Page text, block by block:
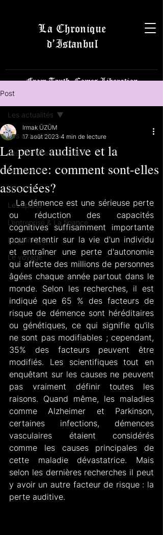
La Chronique
d’Istanbul
From Truth, Comes Liberation
Post
Les actualités
Les dernières nouvelles
La science
Les arts
Les sports
L’entreprise & La finance
La politique
Le voyage
Les actualités
La perte auditive et la
démence: comment sont-elles
associées?
Irmak ÜZÜM
17 août 2023 4 min de lecture
  La démence est une sérieuse perte
ou réduction des capacités
cognitives suffisamment importante
pour retentir sur la vie d'un individu
et entraîner une perte d'autonomie
qui affecte des millions de personnes
âgées chaque année partout dans le
monde. Selon les recherches, il est
indiqué que 65 % des facteurs de
risque de démence sont héréditaires
ou génétiques, ce qui signifie qu'ils
ne sont pas modifiables ; cependant,
35% des facteurs peuvent être
modifiés. Les scientifiques tout en
enquêtant sur les causes ne peuvent
pas vraiment définir toutes les
raisons. Quand même, les maladies
comme Alzheimer et Parkinson,
certaines infections, démences
vasculaires étaient considérés
comme les causes principales de
cette maladie dévastatrice. Mais
selon les dernières recherches il peut
y avoir un autre facteur de risque : la
perte auditive.